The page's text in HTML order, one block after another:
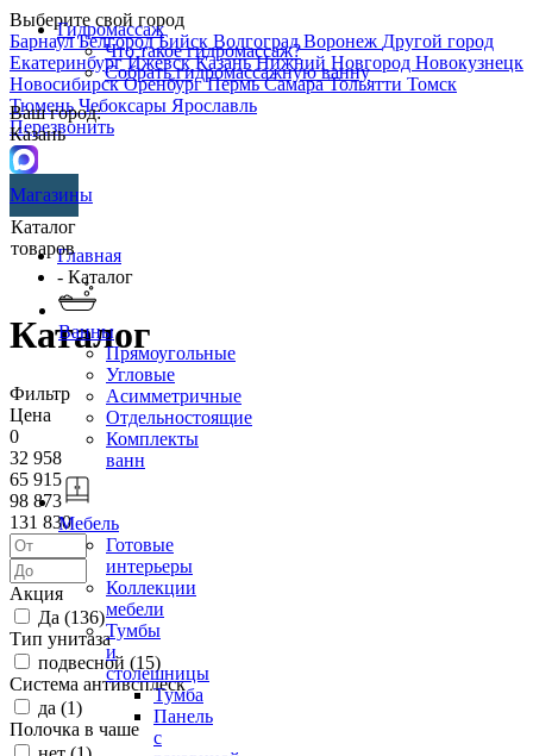
Выберите свой город
БарнаулБелгородБийск ВолгоградВоронеж Другой город
ЕкатеринбургИжевскКазаньНижний Новгород Новокузнецк
НовосибирскОренбургПермьСамараТольятти Томск
ТюменьЧебоксары Ярославль
Перезвонить
Гидромассаж
Что такое гидромассаж?
Собрать гидромассажную ванну
Ваш город:
Казань
Магазины
Каталог
товаров
Ванны
Прямоугольные
Угловые
Асимметричные
Отдельностоящие
Комплекты
ванн
Мебель
Готовые
интерьеры
Коллекции
мебели
Тумбы
и
столешницы
Тумба
Панель
с
Главная
- Каталог
Каталог
Фильтр
Цена
0
32 958
65 915
98 873
131 830
Акция
Да (136)
Тип унитаза
подвесной (15)
Система антивсплеск
да (1)
Полочка в чаше